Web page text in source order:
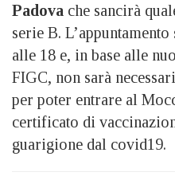
Padova che sancirà
serie B.
alle 18 e, in base alle
FIGC, non sarà
per poter entrare al
certificato di
guarigione dal covid19.